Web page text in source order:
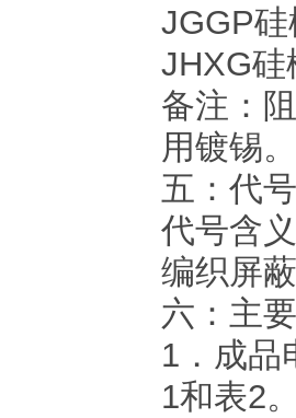
JGGP
JHXG硅
备注：
用镀锡。
五：代
代号含
编织屏
六：主
1．成品
1和表2